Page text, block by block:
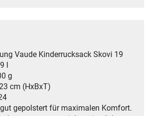
Vaude Kinderrucksack Skovi 19
l
g
cm (HxBxT)
gepolstert für maximalen Komfort.